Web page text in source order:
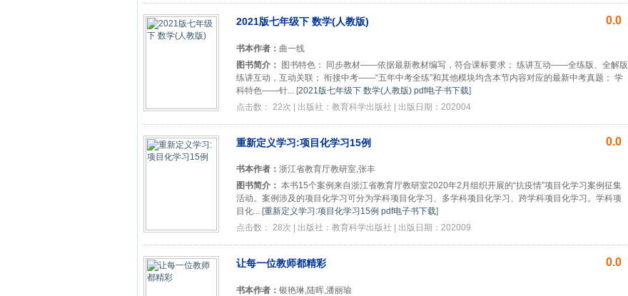
2021版七年级下 数学(人教版) 0.0
书本作者： 曲一线
图书简介： 图书特色： 同步教材——依据最新教材编写，符合课标要求； 练讲互动——全练版、全解版
练讲互动，互动关联； 衔接中考——“五年中考全练”和其他模块均含本节内容对应的最新中考真题； 学
科特色——针...
[2021版七年级下 数学(人教版) pdf电子书下载]
点击数： 22次 | 出版社：教育科学出版社 | 出版日期：202004
重新定义学习:项目化学习15例 0.0
书本作者： 浙江省教育厅教研室,张丰
图书简介： 本书15个案例来自浙江省教育厅教研室2020年2月组织开展的“抗疫情”项目化学习案例征集
活动。案例涉及的项目化学习可分为学科项目化学习、多学科项目化学习、跨学科项目化学习。学科项
目化... [重新定义学习:项目化学习15例 pdf电子书下载]
点击数： 28次 | 出版社：教育科学出版社 | 出版日期：202009
让每一位教师都精彩 0.0
书本作者： 银艳琳,陆晖,潘丽瑜